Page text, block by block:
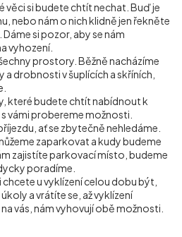
věci si budete chtít nechat. Buď je
nebo nám o nich klidně jen řekněte
si pozor, aby se nám
vyhození.
prostory. Běžně nacházíme
drobnosti v šuplících a skříních,
které budete chtít nabídnout k
vámi probereme možnosti.
ať se zbytečně nehledáme.
zaparkovat a kudy budeme
zajistíte parkovací místo, budeme
poradíme.
u vyklízení celou dobu být,
a vrátíte se, až vyklízení
vás, nám vyhovují obě možnosti.